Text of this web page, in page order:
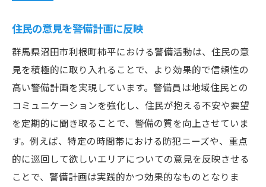
住民の意見を警備計画に反映
群馬県沼田市利根町柿平における警備活動は、住民の意
見を積極的に取り入れることで、より効果的で信頼性の
高い警備計画を実現しています。警備員は地域住民との
コミュニケーションを強化し、住民が抱える不安や要望
を定期的に聞き取ることで、警備の質を向上させていま
す。例えば、特定の時間帯における防犯ニーズや、重点
的に巡回して欲しいエリアについての意見を反映させる
ことで、警備計画は実践的かつ効果的なものとなりま